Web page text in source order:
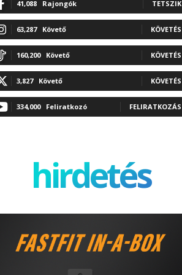
41,088 Rajongók TETSZIK
63,287 Követő KÖVETÉS
160,200 Követő KÖVETÉS
3,827 Követő KÖVETÉS
334,000 Feliratkozó FELIRATKOZÁS
hirdetés